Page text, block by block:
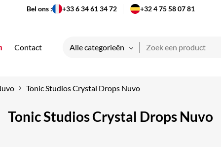
Bel ons : +33 6 34 61 34 72 +32 4 75 58 07 81
Contact Alle categorieën
Tonic Studios Crystal Drops Nuvo
Tonic Studios Crystal Drops Nuvo